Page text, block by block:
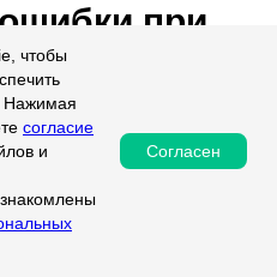
при
на действия ФССП,
обращений
ошибками.
чтобы
Нажимая
согласие
и
Согласен